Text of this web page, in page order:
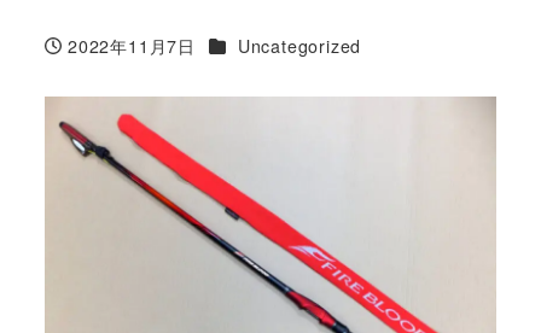
投稿日
2022年11月7日 カテゴリー
Uncategorized